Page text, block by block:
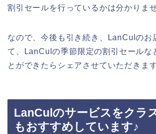
割引セールを行っているかは分かりま
なので、今後も引き続き、LanCulのお
て、LanCulの季節限定の割引セールな
とができたらシェアさせていただきま
LanCulのサービスをクラ
もおすすめしています♪